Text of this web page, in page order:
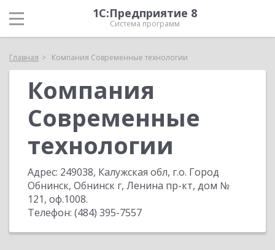
1С:Предприятие 8
Система программ
Главная Компания Современные технологии
Компания
Современные
технологии
Адрес: 249038, Калужская обл, г.о. Город
Обнинск, Обнинск г, Ленина пр-кт, дом №
121, оф.1008.
Телефон: (484) 395-7557